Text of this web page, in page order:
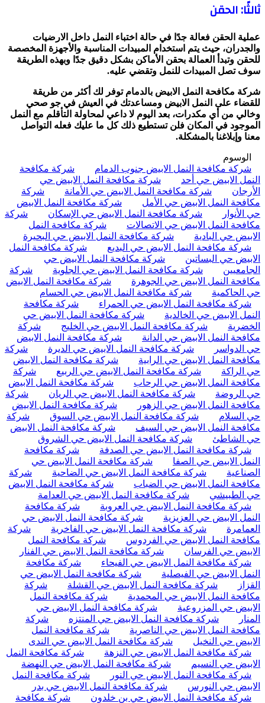
ثالثًا: الحقن
عملية الحقن فعالة جدًا في حالة اختباء النمل داخل الارضيات
والجدران، حيث يتم استخدام المبيدات المناسبة والأجهزة المخصصة
للحقن وتبدأ العمالة بحقن الأماكن بشكل دقيق جدًا وبهذه الطريقة
سوف تصل المبيدات للنمل وتقضي عليه.
شركة مكافحة النمل الابيض بالدمام توفر لك أكثر من طريقة
للقضاء على النمل الابيض ومساعدتك في العيش في جو صحي
وخالي من أي مكدرات، بعد اليوم لا داعي لمحاولة التأقلم مع النمل
الموجود في المكان فلن تستطيع ذلك كل ما عليك فعله التواصل
معنا وإبلاغنا بالمشكلة.
الوسوم
شركة مكافحة النمل الابيض جنوب الدمام
شركة مكافحة
النمل الابيض حي أحد
شركة مكافحة النمل الابيض حي
الأرجان
شركة مكافحة النمل الابيض حي الأمانة
شركة
مكافحة النمل الابيض حي الأمل
شركة مكافحة النمل الابيض
حي الأنوار
شركة مكافحة النمل الابيض حي الإسكان
شركة
مكافحة النمل الابيض حي الاتصالات
شركة مكافحة النمل
الابيض حي البادية
شركة مكافحة النمل الابيض حي البحيرة
شركة مكافحة النمل الابيض حي البديع
شركة مكافحة النمل
الابيض حي البساتين
شركة مكافحة النمل الابيض حي
الجامعيين
شركة مكافحة النمل الابيض حي الجلوية
شركة
مكافحة النمل الابيض حي الجوهرة
شركة مكافحة النمل الابيض
حي الحاكمية
شركة مكافحة النمل الابيض حي الحسام
شركة مكافحة النمل الابيض حي الحمراء
شركة مكافحة
النمل الابيض حي الخالدية
شركة مكافحة النمل الابيض حي
الخضرية
شركة مكافحة النمل الابيض حي الخليج
شركة
مكافحة النمل الابيض حي الدانة
شركة مكافحة النمل الابيض
حي الدواسر
شركة مكافحة النمل الابيض حي الديرة
شركة
مكافحة النمل الابيض حي الرابية
شركة مكافحة النمل الابيض
حي الراكة
شركة مكافحة النمل الابيض حي الربيع
شركة
مكافحة النمل الابيض حي الرحاب
شركة مكافحة النمل الابيض
حي الروضة
شركة مكافحة النمل الابيض حي الريان
شركة
مكافحة النمل الابيض حي الزهور
شركة مكافحة النمل الابيض
حي السلام
شركة مكافحة النمل الابيض حي السوق
شركة
مكافحة النمل الابيض حي السيف
شركة مكافحة النمل الابيض
حي الشاطئ
شركة مكافحة النمل الابيض حي الشروق
شركة مكافحة النمل الابيض حي الصدفة
شركة مكافحة
النمل الابيض حي الصفا
شركة مكافحة النمل الابيض حي
الصناعية
شركة مكافحة النمل الابيض حي الضاحية
شركة
مكافحة النمل الابيض حي الضباب
شركة مكافحة النمل الابيض
حي الطبيشي
شركة مكافحة النمل الابيض حي العدامة
شركة مكافحة النمل الابيض حي العروبة
شركة مكافحة
النمل الابيض حي العزيزية
شركة مكافحة النمل الابيض حي
العمامرة
شركة مكافحة النمل الابيض حي الفاخرية
شركة
مكافحة النمل الابيض حي الفردوس
شركة مكافحة النمل
الابيض حي الفرسان
شركة مكافحة النمل الابيض حي الفنار
شركة مكافحة النمل الابيض حي الفيحاء
شركة مكافحة
النمل الابيض حي الفيصلية
شركة مكافحة النمل الابيض حي
القزاز
شركة مكافحة النمل الابيض حي القشلة
شركة
مكافحة النمل الابيض حي المحمدية
شركة مكافحة النمل
الابيض حي المزروعية
شركة مكافحة النمل الابيض حي
المنار
شركة مكافحة النمل الابيض حي المنتزه
شركة
مكافحة النمل الابيض حي الناصرية
شركة مكافحة النمل
الابيض حي النخيل
شركة مكافحة النمل الابيض حي الندى
شركة مكافحة النمل الابيض حي النزهة
شركة مكافحة النمل
الابيض حي النسيم
شركة مكافحة النمل الابيض حي النهضة
شركة مكافحة النمل الابيض حي النور
شركة مكافحة النمل
الابيض حي النورس
شركة مكافحة النمل الابيض حي بدر
شركة مكافحة النمل الابيض حي بن خلدون
شركة مكافحة